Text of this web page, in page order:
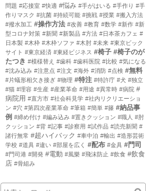
問題 #応接室 #快適 #悩み #手がはいる #手作り #手
作りマスク #抗菌 #持続可能 #挑戦 #授業 #搬入方法
#撥水加工 #操作方法 #改善 #教育 #数学 #新作 #新
型コロナ対策 #新聞 #新製品 #方法 #日本茶カフェ #
日本製 #木枠 #木枠ソファ #木肘 #未来 #東京ビック
サイト #東京経済 #東経ビジネス #椅子 #椅子のが
たつき #模様替え #歯科 #歯科医院 #比較 #気になる
#沈み込み #注意点 #注文 #海外 #消防 #点検 #無料
#片蟻形相欠き接ぎ #物理 #特注 #特許庁 #犬 #独立
#猫 #理容 #生産 #産業革命 #用途 #異常時 #病院 #
病院用 #直方市 #社会科見学 #社内リクリエーショ
ン #穴 #第四次産業革命 #筆箱 #簡単 #籐 #納品事
例 #締め付け #編み込み #置きクッション #職人 #肘
クッション #背 #記事 #診察用 #試作品 #読売新聞 #
諸行無常 #超ハイバック #車中泊 #輸出 #造形芸術
学校 #道具 #違い #部屋を広く #配布 #金具 #門司
#門司港 #開発 #電動 #風樂 #飛沫防止 #飲食 #飲食
店 #骨組み